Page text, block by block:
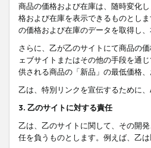
商品の価格および在庫は、随時変化
格および在庫を表示できるものとし
の価格および在庫のデータを取得し、
さらに、乙が乙のサイトにて商品の
ェブサイトまたはその他の手段を通
供される商品の「新品」の最低価格
乙は、特別リンクを宣伝するために
3. 乙のサイトに対する責任
乙は、乙のサイトに関して、その開
任を負うものとします。例えば、乙